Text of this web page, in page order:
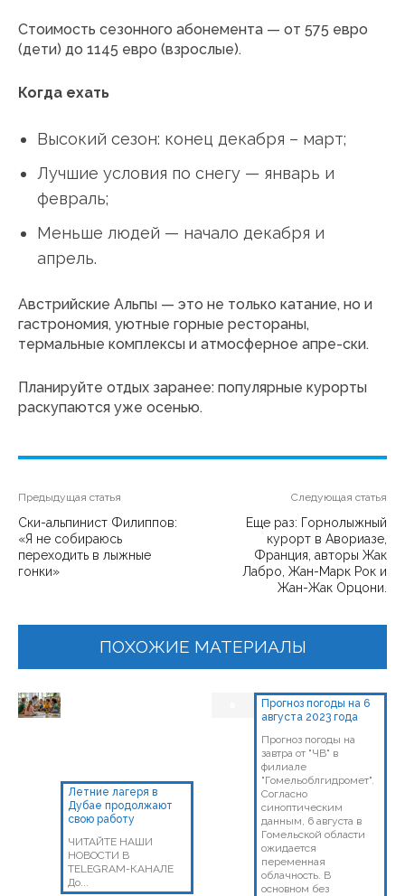
Стоимость сезонного абонемента — от 575 евро
(дети) до 1145 евро (взрослые).
Когда ехать
Высокий сезон: конец декабря – март;
Лучшие условия по снегу — январь и
февраль;
Меньше людей — начало декабря и
апрель.
Австрийские Альпы — это не только катание, но и
гастрономия, уютные горные рестораны,
термальные комплексы и атмосферное апре-ски.
Планируйте отдых заранее: популярные курорты
раскупаются уже осенью.
Предыдущая статья
Ски-альпинист Филиппов:
«Я не собираюсь
переходить в лыжные
гонки»
Следующая статья
Еще раз: Горнолыжный
курорт в Авориазе,
Франция, авторы Жак
Лабро, Жан-Марк Рок и
Жан-Жак Орцони.
ПОХОЖИЕ МАТЕРИАЛЫ
Летние лагеря в
Дубае продолжают
свою работу
ЧИТАЙТЕ НАШИ
НОВОСТИ В
TELEGRAM-КАНАЛЕ
До...
Прогноз погоды на 6
августа 2023 года
Прогноз погоды на
завтра от "ЧВ" в
филиале
"Гомельоблгидромет".
Согласно
синоптическим
данным, 6 августа в
Гомельской области
ожидается
переменная
облачность. В
основном без